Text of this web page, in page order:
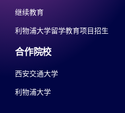
继续教育
利物浦大学留学教育项目招生
合作院校
西安交通大学
利物浦大学